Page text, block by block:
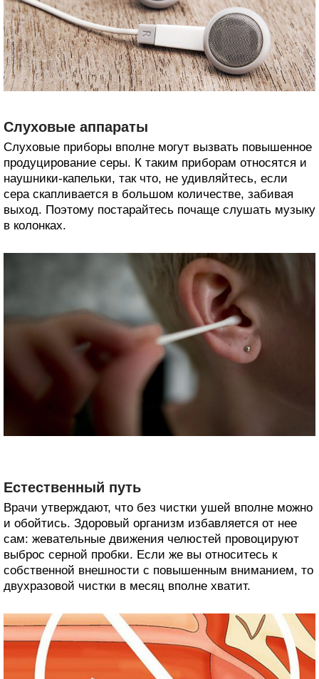
Слуховые аппараты
Слуховые приборы вполне могут вызвать повышенное
продуцирование серы. К таким приборам относятся и
наушники-капельки, так что, не удивляйтесь, если
сера скапливается в большом количестве, забивая
выход. Поэтому постарайтесь почаще слушать музыку
в колонках.
Естественный путь
Врачи утверждают, что без чистки ушей вполне можно
и обойтись. Здоровый организм избавляется от нее
сам: жевательные движения челюстей провоцируют
выброс серной пробки. Если же вы относитесь к
собственной внешности с повышенным вниманием, то
двухразовой чистки в месяц вполне хватит.